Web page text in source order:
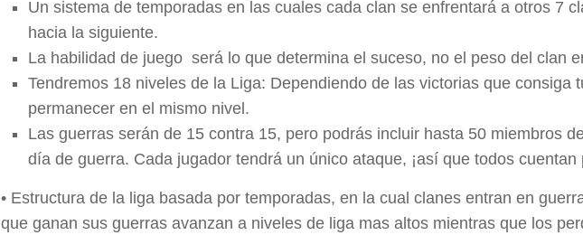
Un sistema de temporadas en las cuales cada clan se enfrentará a otros 7
hacia la siguiente.
La habilidad de juego será lo que determina el suceso, no el peso del clan
Tendremos 18 niveles de la Liga: Dependiendo de las victorias que consiga
permanecer en el mismo nivel.
Las guerras serán de 15 contra 15, pero podrás incluir hasta 50 miembros
día de guerra. Cada jugador tendrá un único ataque, ¡así que todos cuentan
• Estructura de la liga basada por temporadas, en la cual clanes entran en
que ganan sus guerras avanzan a niveles de liga mas altos mientras que los